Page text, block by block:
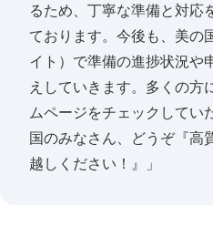
るため、丁寧な準備と対応
ております。今後も、美の
イト）で準備の進捗状況や
えしていきます。多くの方
ムページをチェックしてい
国のみなさん、どうぞ『高
越しください！』」